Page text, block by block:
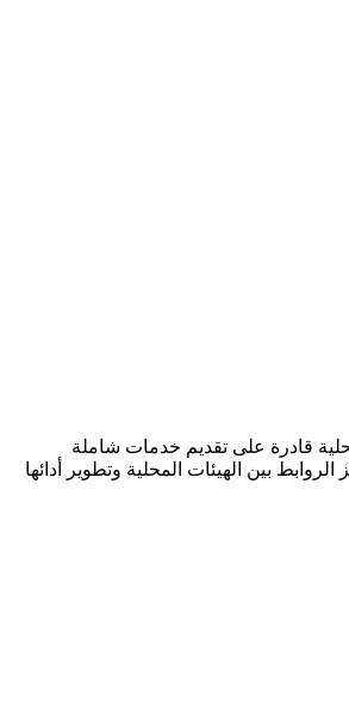
قادرة على تقديم خدمات شاملة
بين الهيئات المحلية وتطوير أدائها